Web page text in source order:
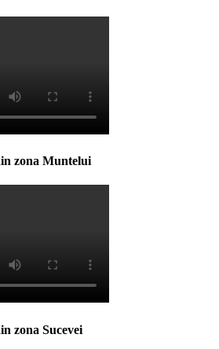
zona Muntelui
zona Sucevei